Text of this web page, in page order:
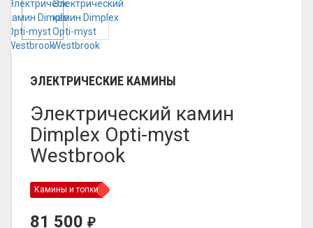
ЭЛЕКТРИЧЕСКИЕ КАМИНЫ
Электрический камин
Dimplex Opti-myst
Westbrook
Камины и топки
81 500 ₽